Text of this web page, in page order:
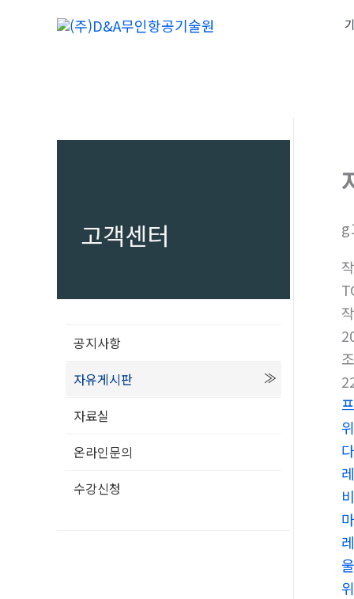
고객센터
공지사항
자유게시판
자료실
온라인문의
수강신청